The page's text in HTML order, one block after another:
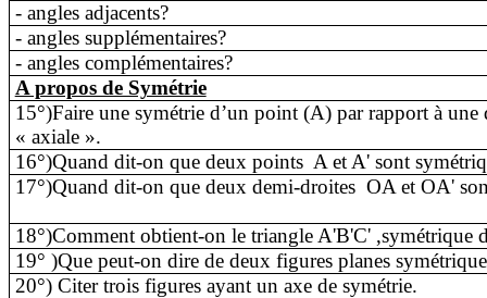
- angles adjacents?
- angles supplémentaires?
- angles complémentaires?
A propos de Symétrie
15°)Faire une symétrie d’un point (A) par rapport à
« axiale ».
16°)Quand dit-on que deux points A et A' sont
17°)Quand dit-on que deux demi-droites OA et OA'
18°)Comment obtient-on le triangle A'B'C' ,symétrique
19° )Que peut-on dire de deux figures planes
20°) Citer trois figures ayant un axe de symétrie.